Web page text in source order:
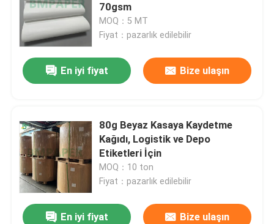
70gsm
MOQ：5 MT
Fiyat：pazarlık edilebilir
En iyi fiyat Bize ulaşın
80g Beyaz Kasaya Kaydetme
Kağıdı, Logistik ve Depo
Etiketleri İçin
MOQ：10 ton
Fiyat：pazarlık edilebilir
En iyi fiyat Bize ulaşın